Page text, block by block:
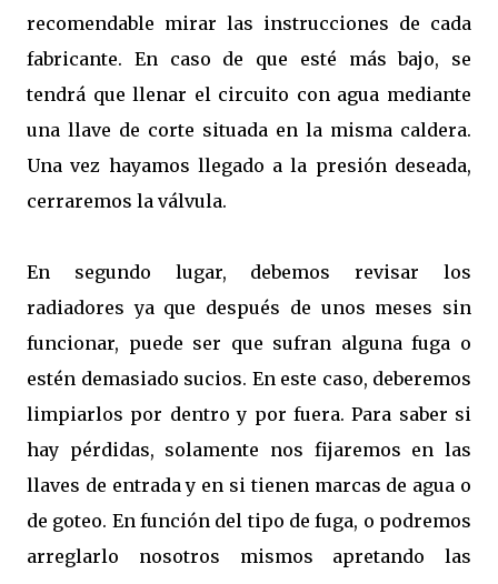
recomendable mirar las instrucciones de cada
fabricante. En caso de que esté más bajo, se
tendrá que llenar el circuito con agua mediante
una llave de corte situada en la misma caldera.
Una vez hayamos llegado a la presión deseada,
cerraremos la válvula.
En segundo lugar, debemos revisar los
radiadores ya que después de unos meses sin
funcionar, puede ser que sufran alguna fuga o
estén demasiado sucios. En este caso, deberemos
limpiarlos por dentro y por fuera. Para saber si
hay pérdidas, solamente nos fijaremos en las
llaves de entrada y en si tienen marcas de agua o
de goteo. En función del tipo de fuga, o podremos
arreglarlo nosotros mismos apretando las